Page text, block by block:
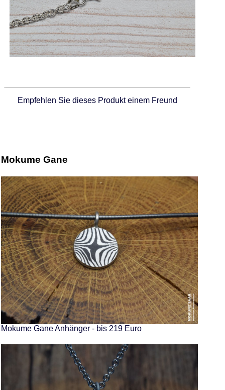
Empfehlen Sie dieses Produkt einem Freund
Mokume Gane
Mokume Gane Anhänger - bis 219 Euro